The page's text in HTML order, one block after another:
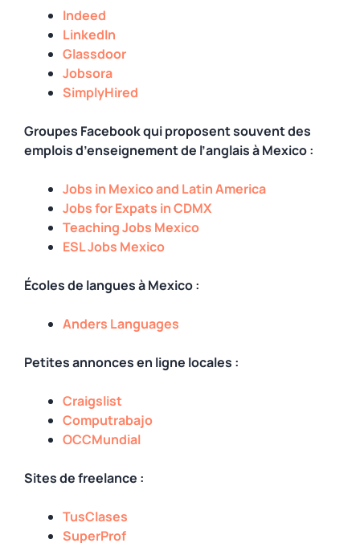
Indeed
LinkedIn
Glassdoor
Jobsora
SimplyHired
Groupes Facebook qui proposent souvent des
emplois d’enseignement de l’anglais à Mexico :
Jobs in Mexico and Latin America
Jobs for Expats in CDMX
Teaching Jobs Mexico
ESL Jobs Mexico
Écoles de langues à Mexico :
Anders Languages
Petites annonces en ligne locales :
Craigslist
Computrabajo
OCCMundial
Sites de freelance :
TusClases
SuperProf